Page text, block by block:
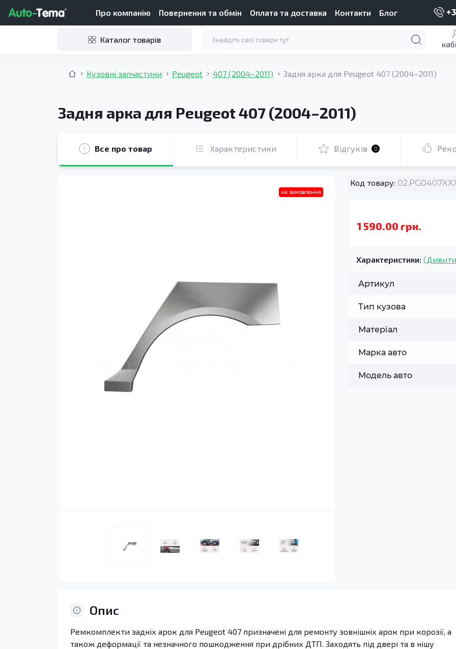
Про компанію Повернення та обмін Оплата та доставка Контакти Блог
Каталог товарів
Кузовні запчастини Peugeot 407 (2004–2011) Задня арка для Peugeot 407 (2004–2011)
Задня арка для Peugeot 407 (2004–2011)
Все про товар Характеристики Відгуків 0
на замовлення
Код товару:
1 590.00 грн.
Характеристики:
Артикул
Тип кузова
Матеріал
Марка авто
Модель авто
Опис
Ремкомплекти задніх арок для Peugeot 407 призначені для ремонту зовнішніх арок при корозії, а
також деформації та незначного пошкодження при дрібних ДТП. Заходять під двері та в нішу